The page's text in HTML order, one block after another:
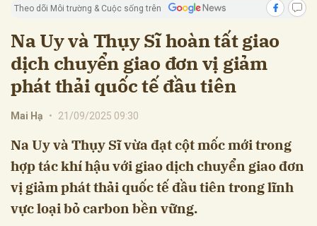
Theo dõi Môi trường & Cuộc sống trên
Na Uy và Thụy Sĩ hoàn tất giao
dịch chuyển giao đơn vị giảm
phát thải quốc tế đầu tiên
Mai Hạ • 21/09/2025 09:30
Na Uy và Thụy Sĩ vừa đạt cột mốc mới trong
hợp tác khí hậu với giao dịch chuyển giao đơn
vị giảm phát thải quốc tế đầu tiên trong lĩnh
vực loại bỏ carbon bền vững.
Hủy